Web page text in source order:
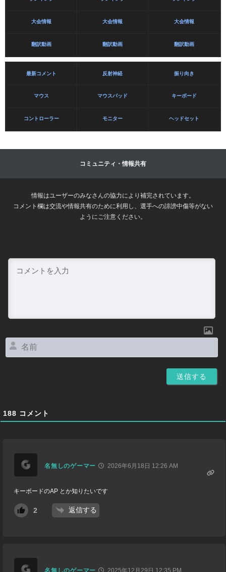
大会情報 大会情報 大会情報
翻訳動画 翻訳動画 翻訳動画
最新コメント 反射神経 振り向き
マウス マウスパッド キーボード
コントローラー モニター ヘッドセット
コミュニティ・情報共有
情報はユーザーのみなさんの協力により補完されています。
コメント欄は交流や情報共有のために利用し、選手への誹謗中傷等がない
ようにご注意ください。
188 コメント
名無しのゲーマー 2026年6月18日 12:26 AM
キーボードのAP とか知りたいです
2 返信する
名無しのゲーマー 2025年12月29日 12:35 PM